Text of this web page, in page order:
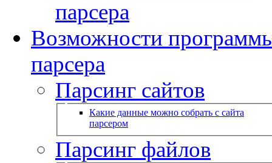
парсера
Возможности
парсера
Парсинг сайтов
Какие данные можно собрать с сайта
парсером
Парсинг файлов